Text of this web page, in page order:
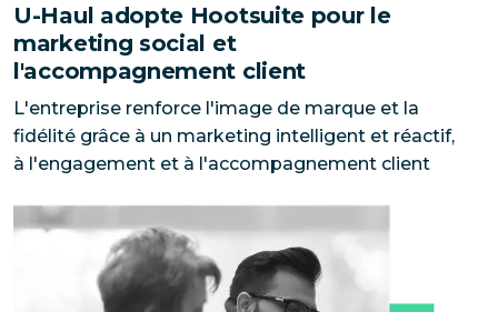
U-Haul adopte Hootsuite pour le
marketing social et
l'accompagnement client
L'entreprise renforce l'image de marque et la
fidélité grâce à un marketing intelligent et réactif,
IAG épaule son personnel grâce à des outils de